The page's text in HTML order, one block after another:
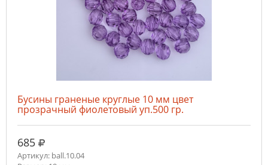
Бусины граненые круглые 10 мм цвет
прозрачный фиолетовый уп.500 гр.
685 руб.
Артикул: ball.10.04